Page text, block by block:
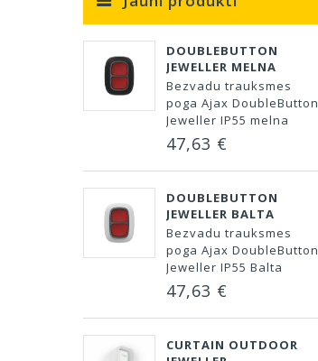
DOUBLEBUTTON
JEWELLER MELNA
Bezvadu trauksmes
poga Ajax DoubleButton
Jeweller IP55 melna
47,63 €
DOUBLEBUTTON
JEWELLER BALTA
Bezvadu trauksmes
poga Ajax DoubleButton
Jeweller IP55 Balta
47,63 €
CURTAIN OUTDOOR